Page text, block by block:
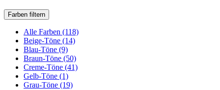
Farben filtern
Alle Farben (118)
Beige-Töne (14)
Blau-Töne (9)
Braun-Töne (50)
Creme-Töne (41)
Gelb-Töne (1)
Grau-Töne (19)